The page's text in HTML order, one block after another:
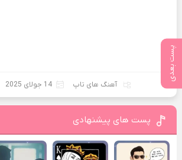
پست بعدی
آهنگ های تاپ 14 جولای 2025
پست های پیشنهادی